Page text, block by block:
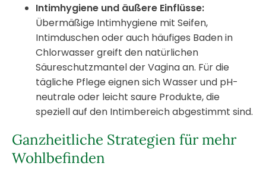
Intimhygiene und äußere Einflüsse:
Übermäßige Intimhygiene mit Seifen,
Intimduschen oder auch häufiges Baden in
Chlorwasser greift den natürlichen
Säureschutzmantel der Vagina an. Für die
tägliche Pflege eignen sich Wasser und pH-
neutrale oder leicht saure Produkte, die
speziell auf den Intimbereich abgestimmt sind.
Ganzheitliche Strategien für mehr
Wohlbefinden